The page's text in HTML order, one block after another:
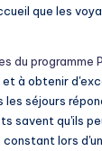
que les
du programme
et à obtenir
les séjours
savent qu'ils
lors